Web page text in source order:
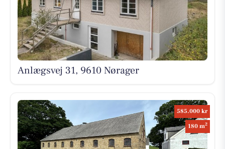
Anlægsvej 31, 9610 Nørager
585.000 kr
180 m2